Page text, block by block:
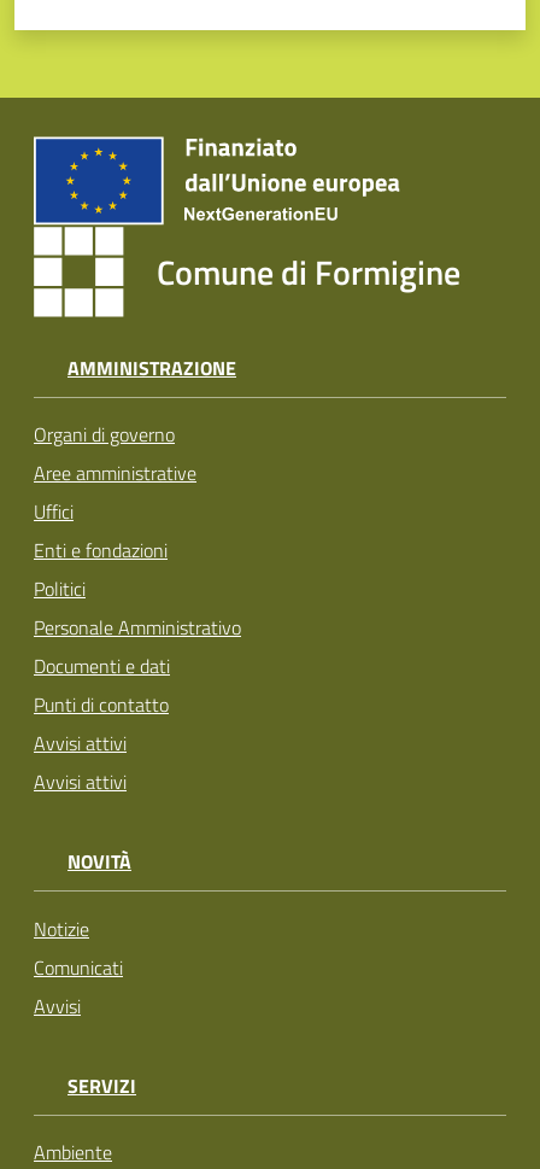
Comune di Formigine
AMMINISTRAZIONE
Organi di governo
Aree amministrative
Uffici
Enti e fondazioni
Politici
Personale Amministrativo
Documenti e dati
Punti di contatto
Avvisi attivi
Avvisi attivi
NOVITÀ
Notizie
Comunicati
Avvisi
SERVIZI
Ambiente